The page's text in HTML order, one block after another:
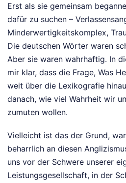
Erst als sie gemeinsam
dafür zu suchen –
Minderwertigkeitskomplex,
Die deutschen Wörter waren
Aber sie waren wahrhaftig. In
mir klar, dass die Frage, Was
weit über die Lexikografie
danach, wie viel Wahrheit wir
zumuten wollen.
Vielleicht ist das der Grund,
beharrlich an diesen
uns vor der Schwere unserer
Leistungsgesellschaft, in der